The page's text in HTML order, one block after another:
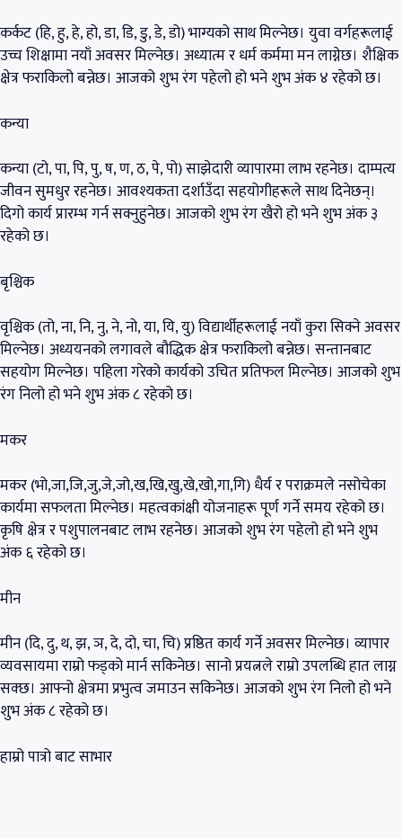
कर्कट (हि, हु, हे, हो, डा, डि, डु, डे, डो) भाग्यको साथ मिल्नेछ। युवा वर्गहरूलाई
उच्च शिक्षामा नयाँ अवसर मिल्नेछ। अध्यात्म र धर्म कर्ममा मन लाग्नेछ। शैक्षिक
क्षेत्र फराकिलो बन्नेछ। आजको शुभ रंग पहेलो हो भने शुभ अंक ४ रहेको छ।
कन्या
कन्या (टो, पा, पि, पु, ष, ण, ठ, पे, पो) साझेदारी व्यापारमा लाभ रहनेछ। दाम्पत्य
जीवन सुमधुर रहनेछ। आवश्यकता दर्शाउँदा सहयोगीहरूले साथ दिनेछन्।
दिगो कार्य प्रारम्भ गर्न सक्नुहुनेछ। आजको शुभ रंग खैरो हो भने शुभ अंक ३
रहेको छ।
बृश्चिक
वृश्चिक (तो, ना, नि, नु, ने, नो, या, यि, यु) विद्यार्थीहरूलाई नयाँ कुरा सिक्ने अवसर
मिल्नेछ। अध्ययनको लगावले बौद्धिक क्षेत्र फराकिलो बन्नेछ। सन्तानबाट
सहयोग मिल्नेछ। पहिला गरेको कार्यको उचित प्रतिफल मिल्नेछ। आजको शुभ
रंग निलो हो भने शुभ अंक ८ रहेको छ।
मकर
मकर (भो,जा,जि,जु,जे,जो,ख,खि,खु,खे,खो,गा,गि) धैर्य र पराक्रमले नसोचेका
कार्यमा सफलता मिल्नेछ। महत्वकांक्षी योजनाहरू पूर्ण गर्ने समय रहेको छ।
कृषि क्षेत्र र पशुपालनबाट लाभ रहनेछ। आजको शुभ रंग पहेलो हो भने शुभ
अंक ६ रहेको छ।
मीन
मीन (दि, दु, थ, झ, ञ, दे, दो, चा, चि) प्रष्ठित कार्य गर्ने अवसर मिल्नेछ। व्यापार
व्यवसायमा राम्रो फड्को मार्न सकिनेछ। सानो प्रयत्नले राम्रो उपलब्धि हात लाग्न
सक्छ। आफ्नो क्षेत्रमा प्रभुत्व जमाउन सकिनेछ। आजको शुभ रंग निलो हो भने
शुभ अंक ८ रहेको छ।
हाम्रो पात्रो बाट साभार